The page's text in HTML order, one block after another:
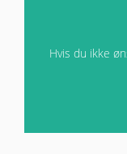
Hvis du ikke